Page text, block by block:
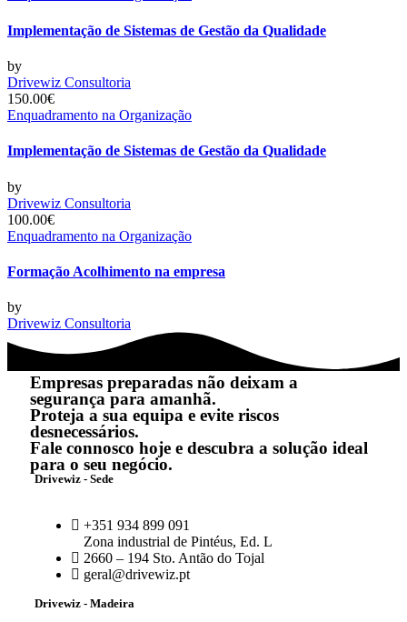
Implementação de Sistemas de Gestão da Qualidade
by
Drivewiz Consultoria
150.00€
Enquadramento na Organização
Implementação de Sistemas de Gestão da Qualidade
by
Drivewiz Consultoria
100.00€
Enquadramento na Organização
Formação Acolhimento na empresa
by
Drivewiz Consultoria
Empresas preparadas não deixam a
segurança para amanhã.
Proteja a sua equipa e evite riscos
desnecessários.
Fale connosco hoje e descubra a solução ideal
para o seu negócio.
Drivewiz - Sede
+351 934 899 091
Zona industrial de Pintéus, Ed. L
2660 – 194 Sto. Antão do Tojal
geral@drivewiz.pt
Drivewiz - Madeira